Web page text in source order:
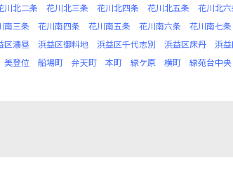
川北二条 花川北三条 花川北四条 花川北五条 花川北六
南三条 花川南四条 花川南五条 花川南六条 花川南七条
区濃昼 浜益区御料地 浜益区千代志別 浜益区床丹 浜
美登位 船場町 弁天町 本町 緑ケ原 横町 緑苑台中央